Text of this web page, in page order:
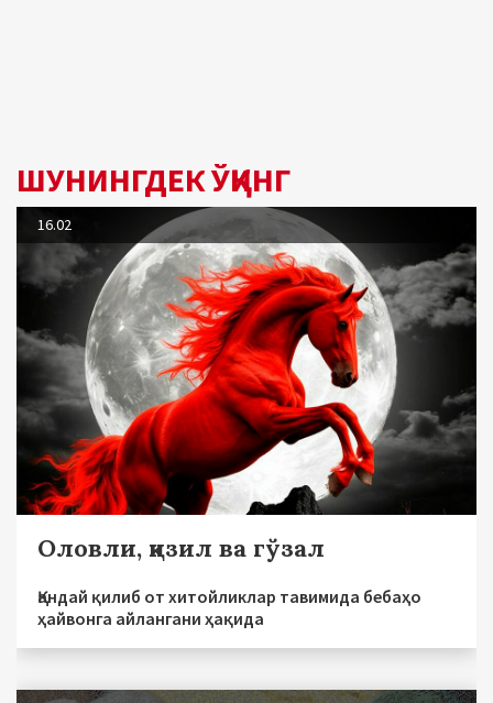
ШУНИНГДЕК ЎҚИНГ
16.02
Оловли, қизил ва гўзал
Қандай қилиб от хитойликлар тавимида бебаҳо
ҳайвонга айлангани ҳақида